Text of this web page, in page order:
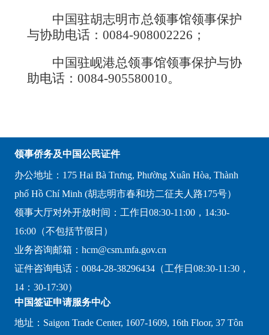
中国驻胡志明市总领事馆领事保护
与协助电话：0084-908002226；
中国驻岘港总领事馆领事保护与协
助电话：0084-905580010。
领事侨务及中国公民证件
办公地址：175 Hai Bà Trưng, Phường Xuân Hòa, Thành
phố Hồ Chí Minh (胡志明市春和坊二征夫人路175号）
领事大厅对外开放时间：工作日08:30-11:00，14:30-
16:00（不包括节假日）
业务咨询邮箱：hcm@csm.mfa.gov.cn
证件咨询电话：0084-28-38296434（工作日08:30-11:30，
14：30-17:30）
中国签证申请服务中心
地址：Saigon Trade Center, 1607-1609, 16th Floor, 37 Tôn